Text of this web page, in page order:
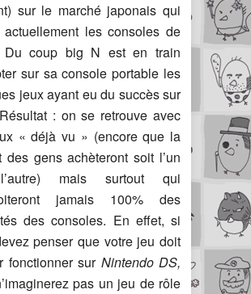
sur le marché japonais qui
actuellement les consoles de
Du coup big N est en train
sur sa console portable les
jeux ayant eu du succès sur
: on se retrouve avec
« déjà vu » (encore que la
des gens achèteront soit l’un
mais surtout qui
jamais 100% des
des consoles. En effet, si
penser que votre jeu doit
fonctionner sur Nintendo DS,
pas un jeu de rôle